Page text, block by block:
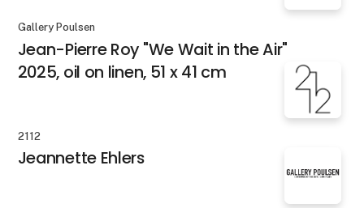
Gallery Poulsen
Jean-Pierre Roy "We Wait in the Air"
2025, oil on linen, 51 x 41 cm
2112
Jeannette Ehlers